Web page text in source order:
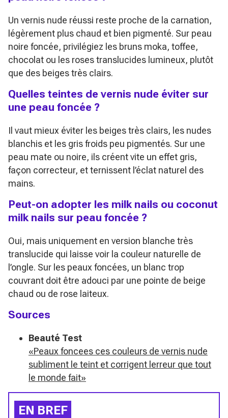
Un vernis nude réussi reste proche de la carnation,
légèrement plus chaud et bien pigmenté. Sur peau
noire foncée, privilégiez les bruns moka, toffee,
chocolat ou les roses translucides lumineux, plutôt
que des beiges très clairs.
Quelles teintes de vernis nude éviter sur
une peau foncée ?
Il vaut mieux éviter les beiges très clairs, les nudes
blanchis et les gris froids peu pigmentés. Sur une
peau mate ou noire, ils créent vite un effet gris,
façon correcteur, et ternissent l’éclat naturel des
mains.
Peut-on adopter les milk nails ou coconut
milk nails sur peau foncée ?
Oui, mais uniquement en version blanche très
translucide qui laisse voir la couleur naturelle de
l’ongle. Sur les peaux foncées, un blanc trop
couvrant doit être adouci par une pointe de beige
chaud ou de rose laiteux.
Sources
Beauté Test
«Peaux foncees ces couleurs de vernis nude
subliment le teint et corrigent lerreur que tout
le monde fait»
EN BREF